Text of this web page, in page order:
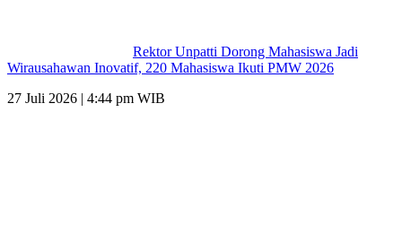
Rektor Unpatti Dorong Mahasiswa Jadi
Wirausahawan Inovatif, 220 Mahasiswa Ikuti PMW 2026
27 Juli 2026 | 4:44 pm WIB